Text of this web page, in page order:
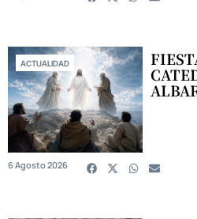
ACTUALIDAD
6 Agosto 2026